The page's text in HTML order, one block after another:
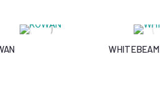
WHITEBEAM